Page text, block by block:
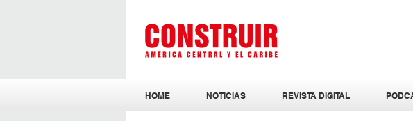
HOME NOTICIAS REVISTA DIGITAL